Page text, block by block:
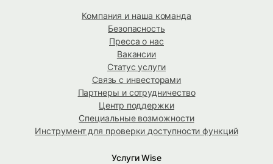
Компания и наша команда
Безопасность
Пресса о нас
Вакансии
Статус услуги
Связь с инвесторами
Партнеры и сотрудничество
Центр поддержки
Специальные возможности
Инструмент для проверки доступности функций
Услуги Wise